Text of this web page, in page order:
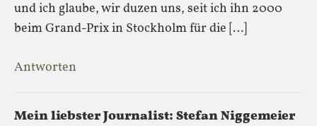
und ich glaube, wir duzen uns, seit ich ihn 2000
beim Grand-Prix in Stockholm für die […]
Antworten
Mein liebster Journalist: Stefan Niggemeier